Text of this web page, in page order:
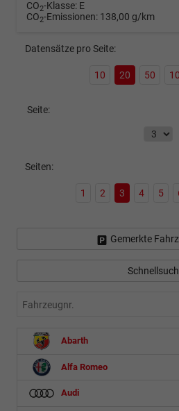
CO2-Klasse: E
CO2-Emissionen: 138,00 g/km
Datensätze pro Seite:
10 20 50
Seite:
Seiten:
1 2 3 4 5
Gemerkte
Fahrzeugnr.
Abarth
Alfa Romeo
Audi